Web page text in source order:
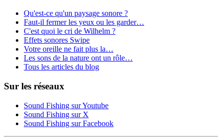
Qu'est-ce qu'un paysage sonore ?
Faut-il fermer les yeux ou les garder…
C'est quoi le cri de Wilhelm ?
Effets sonores Swipe
Votre oreille ne fait plus la…
Les sons de la nature ont un rôle…
Tous les articles du blog
Sur les réseaux
Sound Fishing sur Youtube
Sound Fishing sur X
Sound Fishing sur Facebook